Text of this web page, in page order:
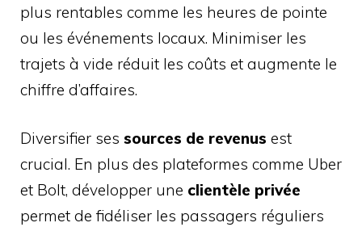
plus rentables comme les heures de pointe
ou les événements locaux. Minimiser les
trajets à vide réduit les coûts et augmente le
chiffre d’affaires.
Diversifier ses sources de revenus est
crucial. En plus des plateformes comme Uber
et Bolt, développer une clientèle privée
permet de fidéliser les passagers réguliers